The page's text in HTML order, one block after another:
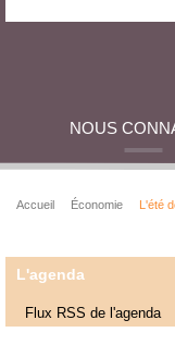
NOUS
Accueil Économie L'été
L'agenda
Flux RSS de l'agenda